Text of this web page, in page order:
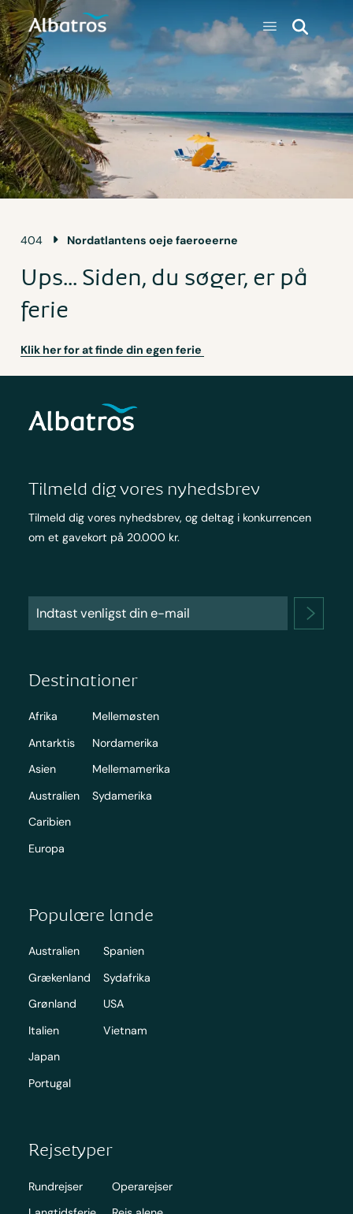
404 Nordatlantens oeje faeroeerne
Ups... Siden, du søger, er på
ferie
Klik her for at finde din egen ferie
Tilmeld dig vores nyhedsbrev
Tilmeld dig vores nyhedsbrev, og deltag i konkurrencen
om et gavekort på 20.000 kr.
Destinationer
Afrika
Antarktis
Asien
Australien
Caribien
Europa
Mellemøsten
Nordamerika
Mellemamerika
Sydamerika
Populære lande
Australien
Grækenland
Grønland
Italien
Japan
Portugal
Spanien
Sydafrika
USA
Vietnam
Rejsetyper
Rundrejser
Operarejser